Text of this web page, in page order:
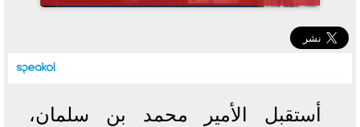
أستقبل الأمير محمد بن سلمان،